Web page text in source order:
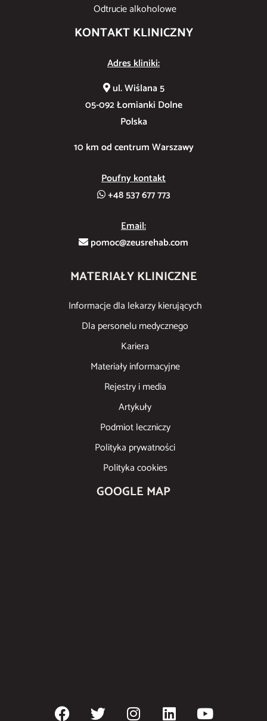
Odtrucie alkoholowe
KONTAKT KLINICZNY
Adres kliniki:
ul. Wiślana 5
05-092 Łomianki Dolne
Polska
10 km od centrum Warszawy
Poufny kontakt
+48 537 677 773
Email:
pomoc@zeusrehab.com
MATERIAŁY KLINICZNE
Informacje dla lekarzy kierujących
Dla personelu medycznego
Kariera
Materiały informacyjne
Rejestry i media
Artykuły
Podmiot leczniczy
Polityka prywatności
Polityka cookies
GOOGLE MAP